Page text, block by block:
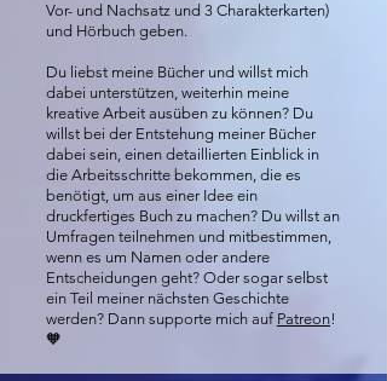
Vor- und Nachsatz und 3 Charakterkarten)
und Hörbuch geben.
Du liebst meine Bücher und willst mich
dabei unterstützen, weiterhin meine
kreative Arbeit ausüben zu können? Du
willst bei der Entstehung meiner Bücher
dabei sein, einen detaillierten Einblick in
die Arbeitsschritte bekommen, die es
benötigt, um aus einer Idee ein
druckfertiges Buch zu machen? Du willst an
Umfragen teilnehmen und mitbestimmen,
wenn es um Namen oder andere
Entscheidungen geht? Oder sogar selbst
ein Teil meiner nächsten Geschichte
werden? Dann supporte mich auf Patreon!
🧡